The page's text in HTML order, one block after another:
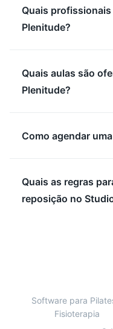
Quais
Plenitude?
Quais aulas são
Plenitude?
Como agendar
Quais as regras
reposição no
Software para
Fisioterapia